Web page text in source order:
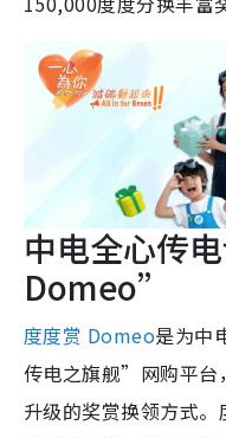
中电全心传
Domeo”
度度赏 Domeo是为中
传电之旗舰”网购平台
升级的奖赏换领方式